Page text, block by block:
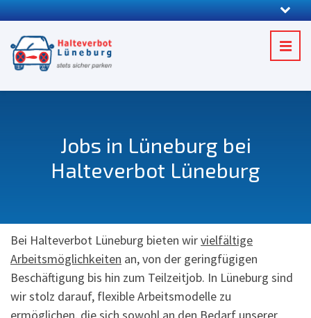
Jobs in Lüneburg bei
Halteverbot Lüneburg
Bei Halteverbot Lüneburg bieten wirvielfältige
Arbeitsmöglichkeiten an, von der geringfügigen
Beschäftigung bis hin zum Teilzeitjob. In Lüneburg sind
wir stolz darauf, flexible Arbeitsmodelle zu